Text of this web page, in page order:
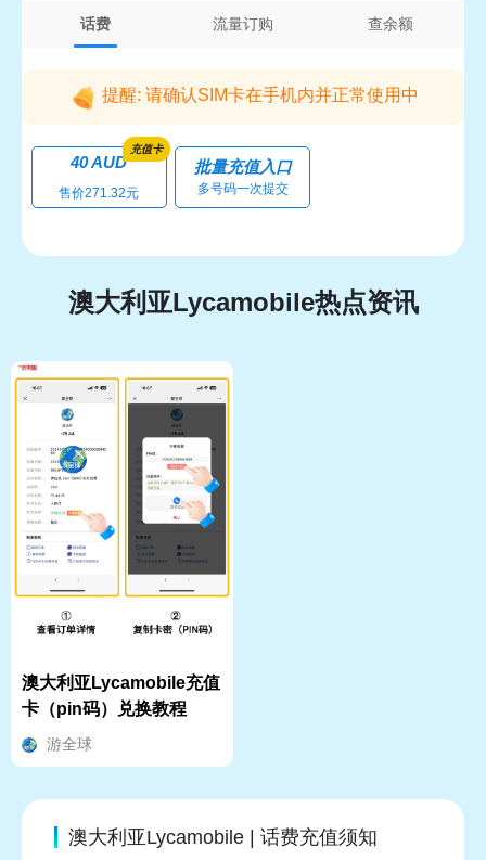
话费 流量订购 查余额
提醒: 请确认SIM卡在手机内并正常使用中
充值卡
40 AUD
售价271.32元
批量充值入口
多号码一次提交
澳大利亚Lycamobile热点资讯
澳大利亚Lycamobile充值
卡（pin码）兑换教程
游全球
澳大利亚Lycamobile | 话费充值须知